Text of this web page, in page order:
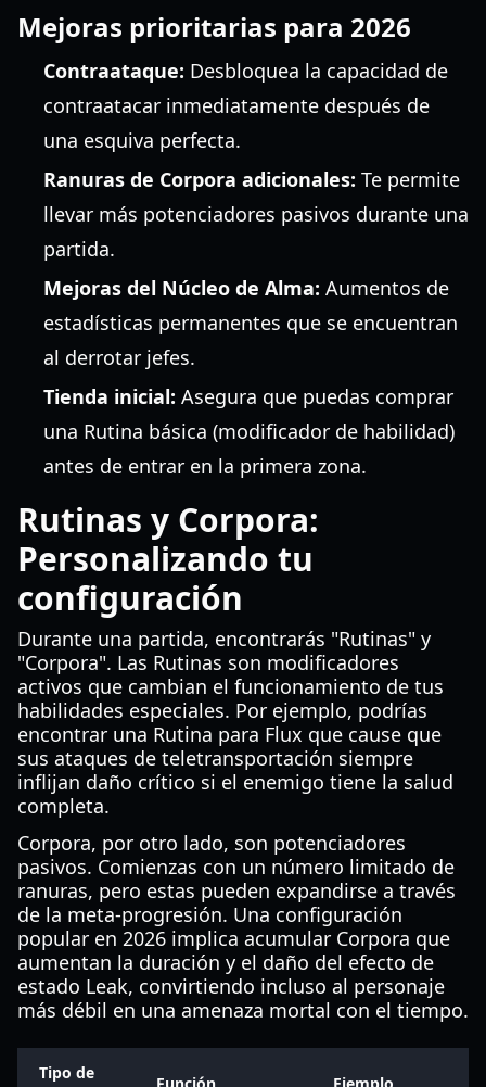
Mejoras prioritarias para 2026
Contraataque: Desbloquea la capacidad de
contraatacar inmediatamente después de
una esquiva perfecta.
Ranuras de Corpora adicionales: Te permite
llevar más potenciadores pasivos durante una
partida.
Mejoras del Núcleo de Alma: Aumentos de
estadísticas permanentes que se encuentran
al derrotar jefes.
Tienda inicial: Asegura que puedas comprar
una Rutina básica (modificador de habilidad)
antes de entrar en la primera zona.
Rutinas y Corpora:
Personalizando tu
configuración
Durante una partida, encontrarás "Rutinas" y
"Corpora". Las Rutinas son modificadores
activos que cambian el funcionamiento de tus
habilidades especiales. Por ejemplo, podrías
encontrar una Rutina para Flux que cause que
sus ataques de teletransportación siempre
inflijan daño crítico si el enemigo tiene la salud
completa.
Corpora, por otro lado, son potenciadores
pasivos. Comienzas con un número limitado de
ranuras, pero estas pueden expandirse a través
de la meta-progresión. Una configuración
popular en 2026 implica acumular Corpora que
aumentan la duración y el daño del efecto de
estado Leak, convirtiendo incluso al personaje
más débil en una amenaza mortal con el tiempo.
Tipo de